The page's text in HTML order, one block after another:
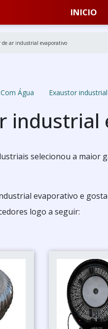
INICIO
de ar industrial evaporativo
Água Exaustor
industrial
selecionou a maior
evaporativo e
logo a seguir: